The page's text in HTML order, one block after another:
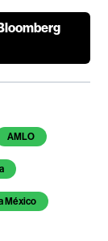
AMLO
México